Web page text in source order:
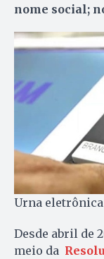
nome social;
Urna
Desde abril de
meio da